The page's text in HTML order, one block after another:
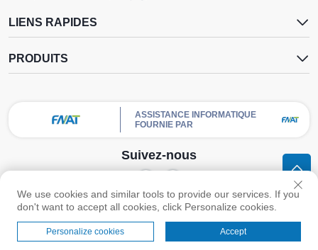
LIENS RAPIDES
PRODUITS
ASSISTANCE INFORMATIQUE
FOURNIE PAR
Suivez-nous
Droits d'auteur © Nanjing FNAT Chemical Co., Ltd. Tous droits réservés -
Politique de confidentialité
We use cookies and similar tools to provide our services. If you
don't want to accept all cookies, click Personalize cookies.
Personalize cookies Accept